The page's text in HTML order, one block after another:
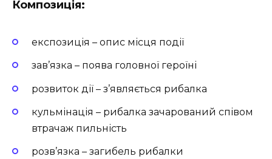
Композиція:
експозиція – опис місця події
зав’язка – поява головної героїні
розвиток дії – з’являється рибалка
кульмінація – рибалка зачарований співом
втрачаж пильність
розв’язка – загибель рибалки